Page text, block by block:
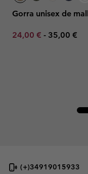
Gorra unisex de
Minimum sale price:
24,00 € - Maximum
35,00 €
(+)34919015933